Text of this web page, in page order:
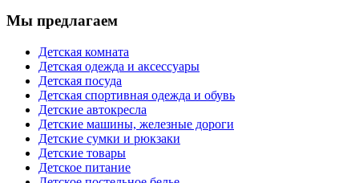
Мы предлагаем
Детская комната
Детская одежда и аксессуары
Детская посуда
Детская спортивная одежда и обувь
Детские автокресла
Детские машины, железные дороги
Детские сумки и рюкзаки
Детские товары
Детское питание